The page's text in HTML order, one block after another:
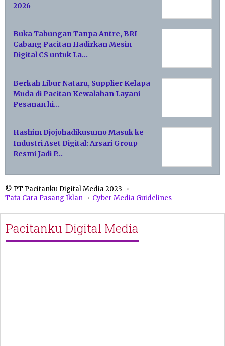
2026
Buka Tabungan Tanpa Antre, BRI
Cabang Pacitan Hadirkan Mesin
Digital CS untuk La…
Berkah Libur Nataru, Supplier Kelapa
Muda di Pacitan Kewalahan Layani
Pesanan hi…
Hashim Djojohadikusumo Masuk ke
Industri Aset Digital: Arsari Group
Resmi Jadi P…
© PT Pacitanku Digital Media 2023
Tata Cara Pasang Iklan
Cyber Media Guidelines
Pacitanku Digital Media